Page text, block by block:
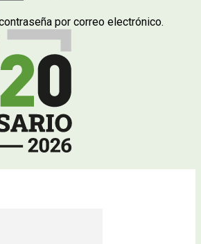
por correo electrónico.